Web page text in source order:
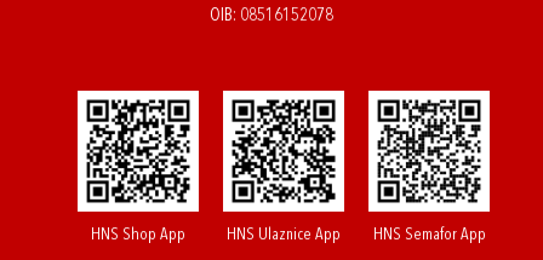
OIB: 08516152078
HNS Shop App HNS Ulaznice App HNS Semafor App